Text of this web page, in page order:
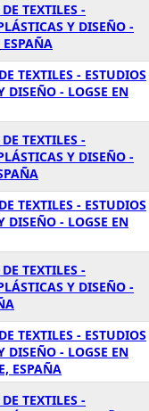
TEXTILES -
Y DISEÑO -
TEXTILES - ESTUDIOS
DISEÑO - LOGSE EN
TEXTILES -
Y DISEÑO -
TEXTILES - ESTUDIOS
DISEÑO - LOGSE EN
TEXTILES -
Y DISEÑO -
TEXTILES - ESTUDIOS
DISEÑO - LOGSE EN
ESPAÑA
TEXTILES -